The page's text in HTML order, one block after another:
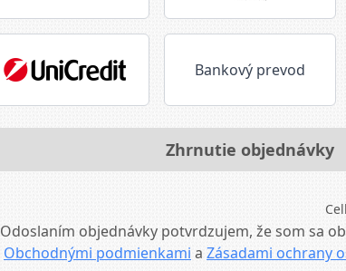
Bankový prevod
Zhrnutie objednávky
Odoslaním objednávky potvrdzujem, že som sa
Obchodnými podmienkami a Zásadami ochrany